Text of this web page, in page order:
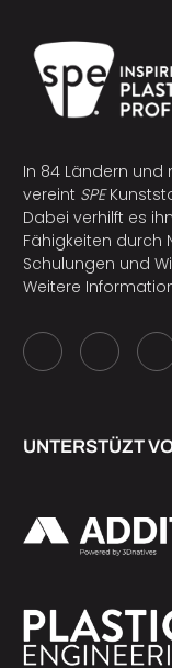
In 84 Ländern und
vereint SPE
Dabei verhilft es
Fähigkeiten durch
Schulungen und
Weitere
UNTERSTÜZT